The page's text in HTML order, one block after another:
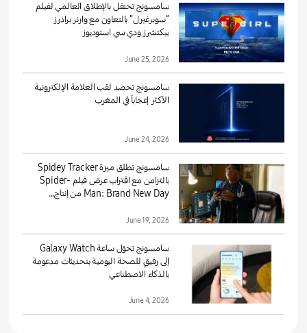
سامسونج تحتفل بالإطلاق العالمي لفيلم
“سوبرغيرل” بالتعاون مع وارنر براذرز
بيكتشرز ودي سي استوديوز
June 25, 2026
سامسونج تحصد لقب العلامة الإلكترونية
الأكثر إعجاباً في المغرب
June 24, 2026
سامسونج تطلق ميزة Spidey Tracker
بالتزامن مع اقتراب عرض فيلم Spider-
Man: Brand New Day من إنتاج...
June 19, 2026
سامسونج تحوّل ساعة Galaxy Watch
إلى رفيقٍ للصحة اليومية بتحديثات مدعومة
بالذكاء الاصطناعي
June 4, 2026